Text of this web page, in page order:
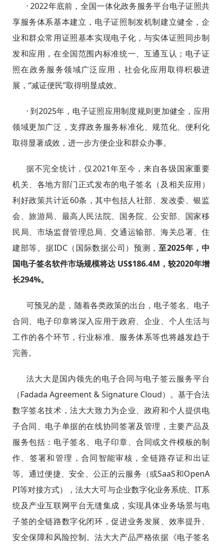
· 2022年底前，全国一体化政务服务平台电子证照共
享服务体系基本建立，电子证照制发机制建立健全，企
业和群众常用证照基本实现电子化，与实体证照同步制
发和应用，在全国范围内标准统一、互通互认；电子证
照在政务服务领域广泛应用，社会化应用取得积极进
展，“减证便民”取得明显成效。
· 到2025年，电子证照应用制度规则更加健全，应用
领域更加广泛，支撑政务服务标准化、规范化、便利化
取得显著成效，进一步方便企业和群众办事。
据不完全统计，仅2021年至今，来自各级国家重要
机关、各地方部门正式发布的电子签名（及相关应用）
利好政策共计近60条，其中包括人社部、发改委、银监
会、旅游局、最高人民法院、国务院、公安部、国家移
民局、市场监督管理总局、交通运输部、海关总署、住
建部等。据IDC（国际数据公司）预测，至2025年，中
国电子签名软件市场规模将达 US$186.4M，较2020年增
长294%。
可预见的是，随着各类政策的出台，电子签名、电子
合同、电子印章将深入应用于政府、企业、个人生活与
工作的各个环节，行业标准、服务体系等也将越发趋于
完善。
法大大是国内领先的电子合同与电子签云服务平台
（Fadada Agreement & Signature Cloud）。基于合法
数字签名技术，法大大致力为企业、政府和个人提供电
子合同、电子单据的在线协同签署及管理，主要产品及
服务包括：电子签名、电子印章、合同或文件模板的制
作、签署和管理，合同智能审核，全链路存证和出证
等。通过便捷、安全、公正的云服务（或SaaS和OpenA
PI等对接方式），法大大可与企业数字化业务系统、IT系
统及产业互联网平台无缝集成，实现具体业务场景与电
子签的全链路数字化闭环，促进业务发展、效率提升、
安全保障和风险控制。法大大产品严格依据《电子签名